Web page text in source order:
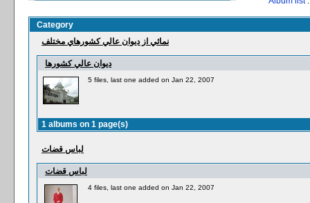
Category
نمائي از ديوان عالي كشورهاي مختلف
ديوان عالي كشورها
5 files, last one added on Jan 22, 2007
1 albums on 1 page(s)
لباس قضات
لباس قضات
4 files, last one added on Jan 22, 2007